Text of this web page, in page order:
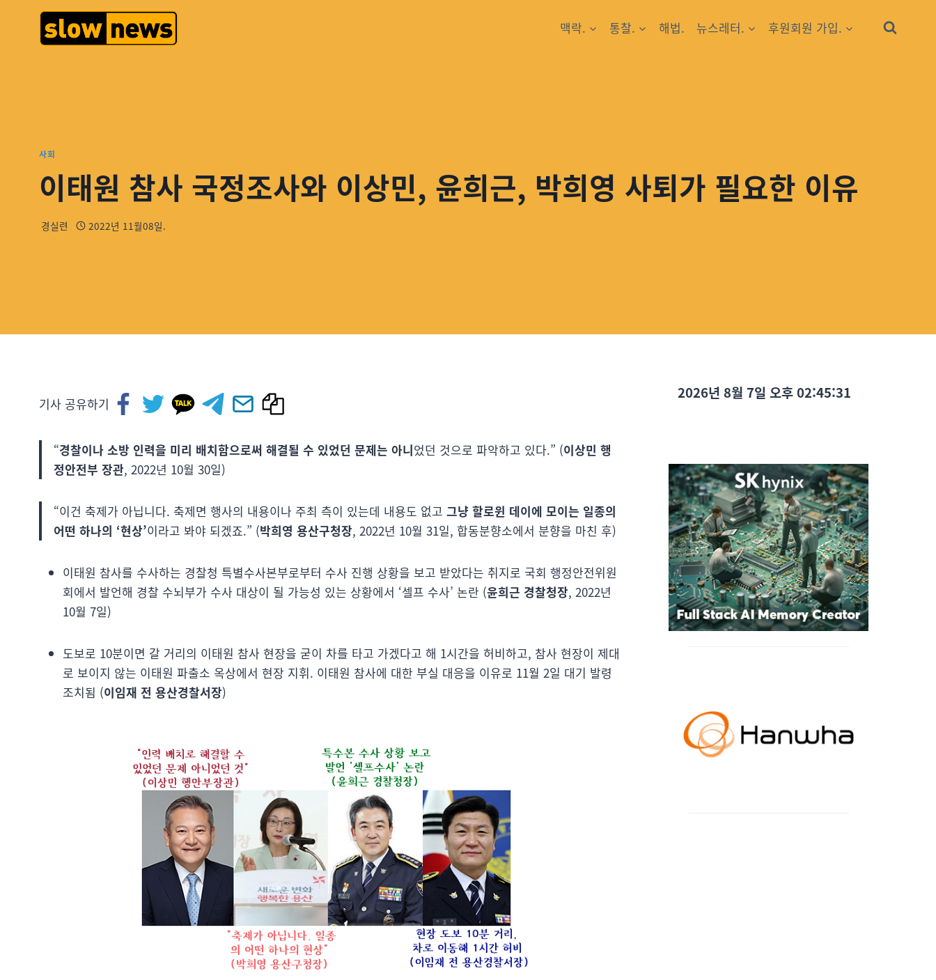
맥락. 통찰. 해법. 뉴스레터. 후원회원 가입.
사회
이태원 참사 국정조사와 이상민, 윤희근, 박희영 사퇴가 필요한 이유
경실련 2022년 11월08일.
기사 공유하기
“경찰이나 소방 인력을 미리 배치함으로써 해결될 수 있었던 문제는 아니었던 것으로 파악하고 있다.” (이상민 행
정안전부 장관, 2022년 10월 30일)
“이건 축제가 아닙니다. 축제면 행사의 내용이나 주최 측이 있는데 내용도 없고 그냥 할로윈 데이에 모이는 일종의
어떤 하나의 ‘현상’이라고 봐야 되겠죠.” (박희영 용산구청장, 2022년 10월 31일, 합동분향소에서 분향을 마친 후)
이태원 참사를 수사하는 경찰청 특별수사본부로부터 수사 진행 상황을 보고 받았다는 취지로 국회 행정안전위원
회에서 발언해 경찰 수뇌부가 수사 대상이 될 가능성 있는 상황에서 ‘셀프 수사’ 논란 (윤희근 경찰청장, 2022년
10월 7일)
도보로 10분이면 갈 거리의 이태원 참사 현장을 굳이 차를 타고 가겠다고 해 1시간을 허비하고, 참사 현장이 제대
로 보이지 않는 이태원 파출소 옥상에서 현장 지휘. 이태원 참사에 대한 부실 대응을 이유로 11월 2일 대기 발령
조치됨 (이임재 전 용산경찰서장)
2026년 8월 7일 오후 02:45:32